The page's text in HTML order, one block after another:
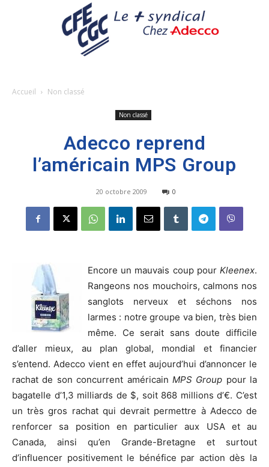
Accueil Non classé
Non classé
Adecco reprend
l’américain MPS Group
20 octobre 2009 0
Encore un mauvais coup pour Kleenex.
Rangeons nos mouchoirs, calmons nos
sanglots nerveux et séchons nos
larmes : notre groupe va bien, très bien
même. Ce serait sans doute difficile
d’aller mieux, au plan global, mondial et financier
s’entend. Adecco vient en effet aujourd’hui d’annoncer le
rachat de son concurrent américain MPS Group pour la
bagatelle d’1,3 milliards de $, soit 868 millions d’€. C’est
un très gros rachat qui devrait permettre à Adecco de
renforcer sa position en particulier aux USA et au
Canada, ainsi qu’en Grande-Bretagne et surtout
d’influencer positivement le bénéfice par action dès la